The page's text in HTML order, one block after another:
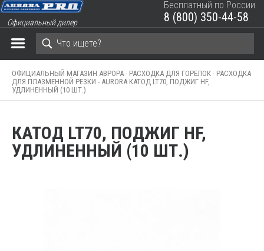
Официальный дилер
Бесплатный по России
8 (800) 350-44-58
ОФИЦИАЛЬНЫЙ МАГАЗИН АВРОРА - РАСХОДКА ДЛЯ ГОРЕЛОК - РАСХОДКА
ДЛЯ ПЛАЗМЕННОЙ РЕЗКИ - AURORA КАТОД LT70, ПОДЖИГ HF,
УДЛИНЕННЫЙ (10 ШТ.)
КАТОД LT70, ПОДЖИГ HF,
УДЛИНЕННЫЙ (10 ШТ.)
ЗАКРЫТЬ КОРЗИНУ